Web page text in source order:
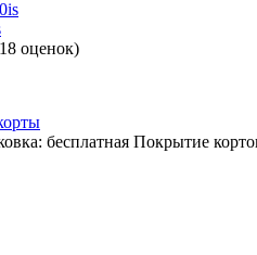
оценок)
бесплатная Покрытие